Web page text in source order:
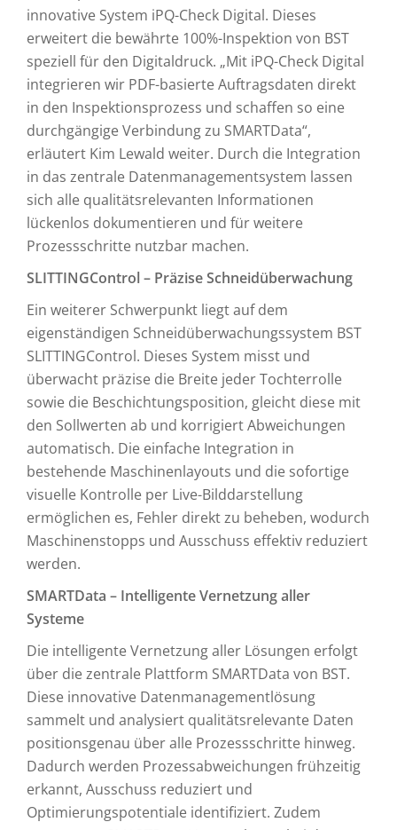
innovative System iPQ-Check Digital. Dieses
erweitert die bewährte 100%-Inspektion von BST
speziell für den Digitaldruck. „Mit iPQ-Check Digital
integrieren wir PDF-basierte Auftragsdaten direkt
in den Inspektionsprozess und schaffen so eine
durchgängige Verbindung zu SMARTData“,
erläutert Kim Lewald weiter. Durch die Integration
in das zentrale Datenmanagementsystem lassen
sich alle qualitätsrelevanten Informationen
lückenlos dokumentieren und für weitere
Prozessschritte nutzbar machen.
SLITTINGControl – Präzise Schneidüberwachung
Ein weiterer Schwerpunkt liegt auf dem
eigenständigen Schneidüberwachungssystem BST
SLITTINGControl. Dieses System misst und
überwacht präzise die Breite jeder Tochterrolle
sowie die Beschichtungsposition, gleicht diese mit
den Sollwerten ab und korrigiert Abweichungen
automatisch. Die einfache Integration in
bestehende Maschinenlayouts und die sofortige
visuelle Kontrolle per Live-Bilddarstellung
ermöglichen es, Fehler direkt zu beheben, wodurch
Maschinenstopps und Ausschuss effektiv reduziert
werden.
SMARTData – Intelligente Vernetzung aller
Systeme
Die intelligente Vernetzung aller Lösungen erfolgt
über die zentrale Plattform SMARTData von BST.
Diese innovative Datenmanagementlösung
sammelt und analysiert qualitätsrelevante Daten
positionsgenau über alle Prozessschritte hinweg.
Dadurch werden Prozessabweichungen frühzeitig
erkannt, Ausschuss reduziert und
Optimierungspotentiale identifiziert. Zudem